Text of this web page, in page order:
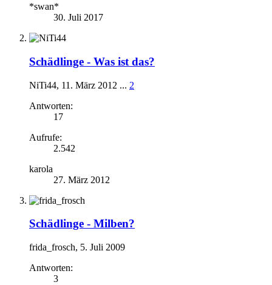
*swan*
30. Juli 2017
Schädlinge - Was ist das?
NiTi44, 11. März 2012 ... 2
Antworten:
17
Aufrufe:
2.542
karola
27. März 2012
Schädlinge - Milben?
frida_frosch, 5. Juli 2009
Antworten:
3